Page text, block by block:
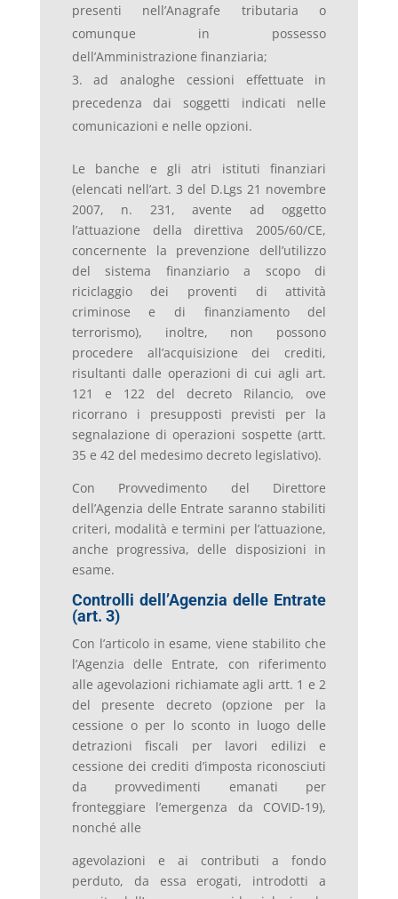
presenti nell’Anagrafe tributaria o
comunque in possesso
dell’Amministrazione finanziaria;
ad analoghe cessioni effettuate in
precedenza dai soggetti indicati nelle
comunicazioni e nelle opzioni.
Le banche e gli atri istituti finanziari
(elencati nell’art. 3 del D.Lgs 21 novembre
2007, n. 231, avente ad oggetto
l’attuazione della direttiva 2005/60/CE,
concernente la prevenzione dell’utilizzo
del sistema finanziario a scopo di
riciclaggio dei proventi di attività
criminose e di finanziamento del
terrorismo), inoltre, non possono
procedere all’acquisizione dei crediti,
risultanti dalle operazioni di cui agli art.
121 e 122 del decreto Rilancio, ove
ricorrano i presupposti previsti per la
segnalazione di operazioni sospette (artt.
35 e 42 del medesimo decreto legislativo).
Con Provvedimento del Direttore
dell’Agenzia delle Entrate saranno stabiliti
criteri, modalità e termini per l’attuazione,
anche progressiva, delle disposizioni in
esame.
Controlli dell’Agenzia delle Entrate
(art. 3)
Con l’articolo in esame, viene stabilito che
l’Agenzia delle Entrate, con riferimento
alle agevolazioni richiamate agli artt. 1 e 2
del presente decreto (opzione per la
cessione o per lo sconto in luogo delle
detrazioni fiscali per lavori edilizi e
cessione dei crediti d’imposta riconosciuti
da provvedimenti emanati per
fronteggiare l’emergenza da COVID-19),
nonché alle
agevolazioni e ai contributi a fondo
perduto, da essa erogati, introdotti a